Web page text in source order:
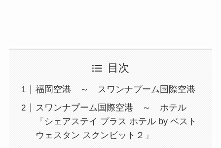
目次
福岡空港 ～ スワンナプーム国際空港
スワンナプーム国際空港 ～ ホテル
「シェアステイ プラス ホテル by ベスト
ウェスタン スクンビット２」